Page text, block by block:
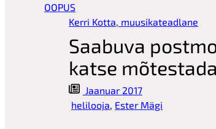
OOPUS
Kerri Kotta, muusikateadlane
Saabuva
katse
Jaanuar 2017
helilooja, Ester Mägi